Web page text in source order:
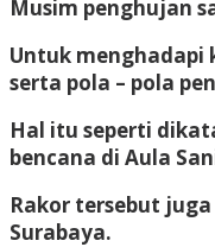
Musim penghujan
Untuk menghadapi
serta pola – pola
Hal itu seperti
bencana di Aula
Rakor tersebut
Surabaya.